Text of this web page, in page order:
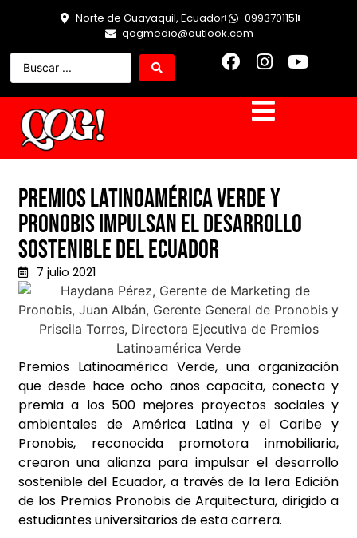
Norte de Guayaquil, Ecuador
0993701151
qogmedio@outlook.com
Premios Latinoamérica Verde y
Pronobis impulsan el desarrollo
sostenible del Ecuador
7 julio 2021
Premios Latinoamérica Verde, una organización
que desde hace ocho años capacita, conecta y
premia a los 500 mejores proyectos sociales y
ambientales de América Latina y el Caribe y
Pronobis, reconocida promotora inmobiliaria,
crearon una alianza para impulsar el desarrollo
sostenible del Ecuador, a través de la 1era Edición
de los Premios Pronobis de Arquitectura, dirigido a
estudiantes universitarios de esta carrera.